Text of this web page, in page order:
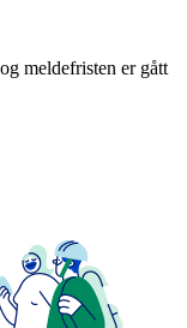
meldefristen er gått